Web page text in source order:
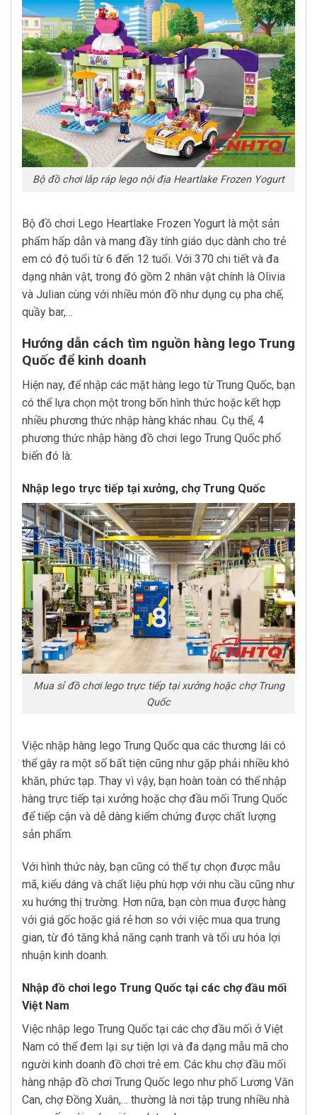
Bộ đồ chơi lắp ráp lego nội địa Heartlake Frozen Yogurt
Bộ đồ chơi Lego Heartlake Frozen Yogurt là một sản
phẩm hấp dẫn và mang đầy tính giáo dục dành cho trẻ
em có độ tuổi từ 6 đến 12 tuổi. Với 370 chi tiết và đa
dạng nhân vật, trong đó gồm 2 nhân vật chính là Olivia
và Julian cùng với nhiều món đồ như dụng cụ pha chế,
quầy bar,…
Hướng dẫn cách tìm nguồn hàng lego Trung
Quốc để kinh doanh
Hiện nay, để nhập các mặt hàng lego từ Trung Quốc, bạn
có thể lựa chọn một trong bốn hình thức hoặc kết hợp
nhiều phương thức nhập hàng khác nhau. Cụ thể, 4
phương thức nhập hàng đồ chơi lego Trung Quốc phổ
biến đó là:
Nhập lego trực tiếp tại xưởng, chợ Trung Quốc
Mua sỉ đồ chơi lego trực tiếp tại xưởng hoặc chợ Trung
Quốc
Việc nhập hàng lego Trung Quốc qua các thương lái có
thể gây ra một số bất tiện cũng như gặp phải nhiều khó
khăn, phức tạp. Thay vì vậy, bạn hoàn toàn có thể nhập
hàng trực tiếp tại xưởng hoặc chợ đầu mối Trung Quốc
để tiếp cận và dễ dàng kiểm chứng được chất lượng
sản phẩm.
Với hình thức này, bạn cũng có thể tự chọn được mẫu
mã, kiểu dáng và chất liệu phù hợp với nhu cầu cũng như
xu hướng thị trường. Hơn nữa, bạn còn mua được hàng
với giá gốc hoặc giá rẻ hơn so với việc mua qua trung
gian, từ đó tăng khả năng cạnh tranh và tối ưu hóa lợi
nhuận kinh doanh.
Nhập đồ chơi lego Trung Quốc tại các chợ đầu mối
Việt Nam
Việc nhập lego Trung Quốc tại các chợ đầu mối ở Việt
Nam có thể đem lại sự tiện lợi và đa dạng mẫu mã cho
người kinh doanh đồ chơi trẻ em. Các khu chợ đầu mối
hàng nhập đồ chơi Trung Quốc lego như phố Lương Văn
Can, chợ Đồng Xuân,… thường là nơi tập trung nhiều nhà